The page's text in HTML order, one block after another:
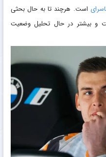
است. هرچند تا به حال بحثی
و بیشتر در حال تحلیل وضعیت